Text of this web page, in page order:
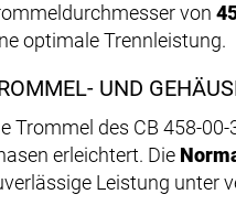
von
optimale Trennleistung.
UND
Trommel des CB 458-
erleichtert. Die
Leistung unter